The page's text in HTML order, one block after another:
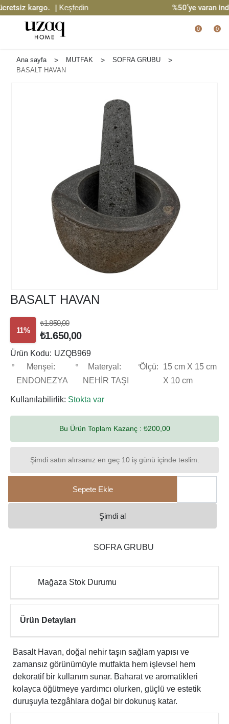
kargo. | Keşfedin %50’ye varan
0 0
Ana sayfa > MUTFAK > SOFRA GRUBU >
BASALT HAVAN
BASALT HAVAN
11%
₺1.850,00
₺1.650,00
Ürün Kodu: UZQB969
Menşei:
ENDONEZYA
Materyal:
NEHİR TAŞI
Ölçü:
15 cm X 15 cm
X 10 cm
Kullanılabilirlik: Stokta var
Bu Ürün Toplam Kazanç : ₺200,00
Şimdi satın alırsanız en geç 10 iş günü içinde teslim.
Sepete Ekle
Şimdi al
SOFRA GRUBU
Mağaza Stok Durumu
Ürün Detayları
Basalt Havan, doğal nehir taşın sağlam yapısı ve
zamansız görünümüyle mutfakta hem işlevsel hem
dekoratif bir kullanım sunar. Baharat ve aromatikleri
kolayca öğütmeye yardımcı olurken, güçlü ve estetik
duruşuyla tezgâhlara doğal bir dokunuş katar.